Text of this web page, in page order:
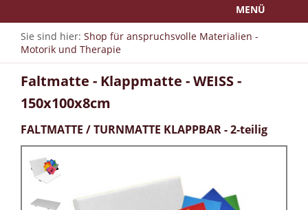
MENÜ
Sie sind hier: Shop für anspruchsvolle Materialien -
Motorik und Therapie
Faltmatte - Klappmatte - WEISS -
150x100x8cm
FALTMATTE / TURNMATTE KLAPPBAR - 2-teilig